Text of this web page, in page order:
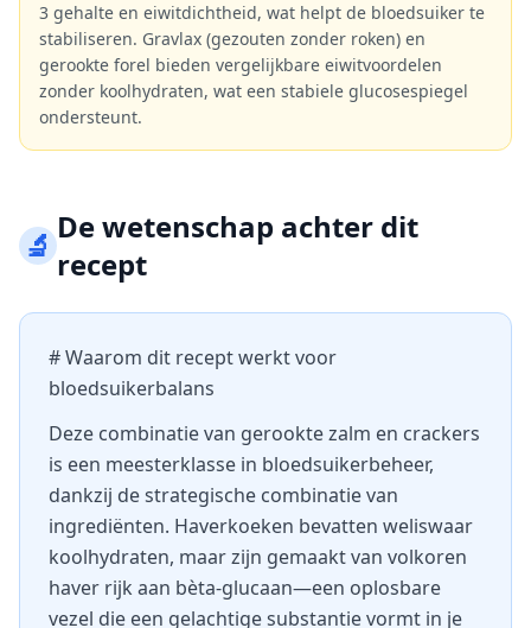
3 gehalte en eiwitdichtheid, wat helpt de bloedsuiker te
stabiliseren. Gravlax (gezouten zonder roken) en
gerookte forel bieden vergelijkbare eiwitvoordelen
zonder koolhydraten, wat een stabiele glucosespiegel
ondersteunt.
🔬De wetenschap achter dit
recept
# Waarom dit recept werkt voor
bloedsuikerbalans
Deze combinatie van gerookte zalm en crackers
is een meesterklasse in bloedsuikerbeheer,
dankzij de strategische combinatie van
ingrediënten. Haverkoeken bevatten weliswaar
koolhydraten, maar zijn gemaakt van volkoren
haver rijk aan bèta-glucaan—een oplosbare
vezel die een gelachtige substantie vormt in je